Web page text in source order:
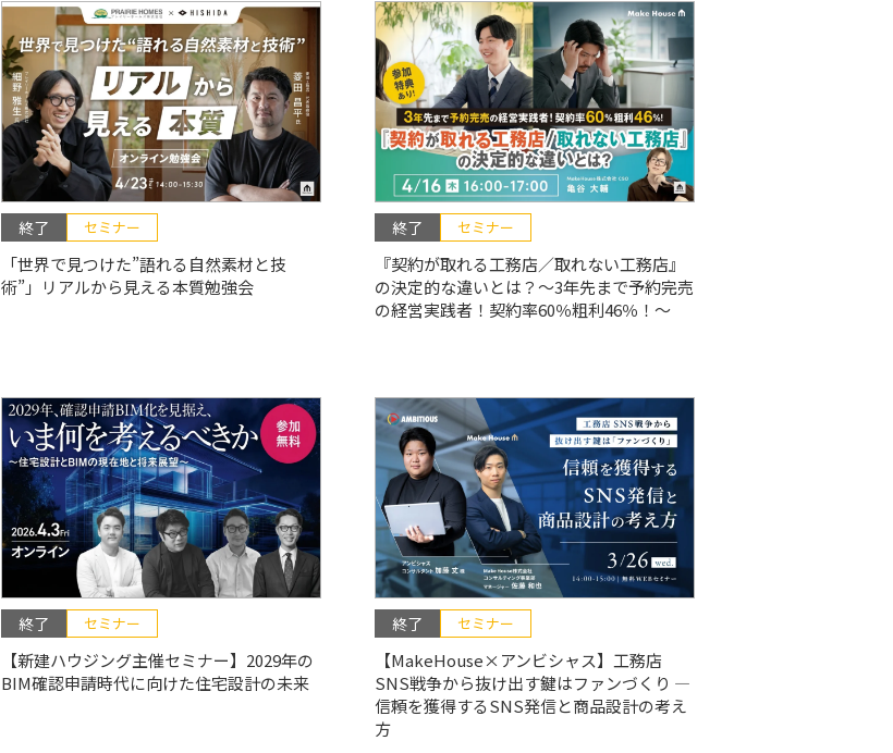
終了 セミナー
「世界で見つけた”語れる自然素材と技
術”」リアルから見える本質勉強会
終了 セミナー
『契約が取れる工務店／取れない工務店』
の決定的な違いとは？〜3年先まで予約完売
の経営実践者！契約率60％粗利46％！〜
終了 セミナー
【新建ハウジング主催セミナー】2029年の
BIM確認申請時代に向けた住宅設計の未来
終了 セミナー
【MakeHouse×アンビシャス】工務店
SNS戦争から抜け出す鍵はファンづくり ―
信頼を獲得するSNS発信と商品設計の考え
方